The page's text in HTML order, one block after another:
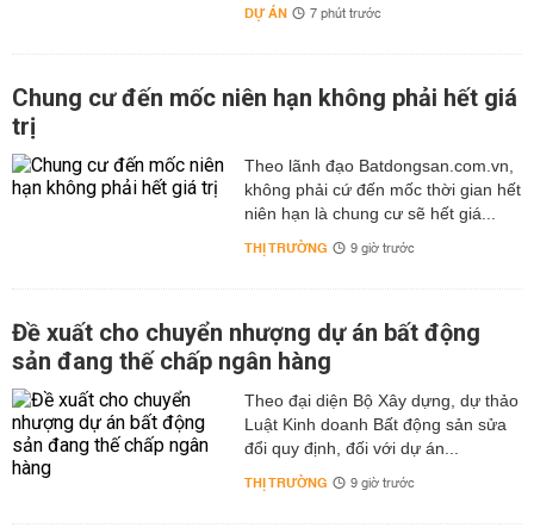
DỰ ÁN 7 phút trước
Chung cư đến mốc niên hạn không phải hết giá
trị
Theo lãnh đạo Batdongsan.com.vn,
không phải cứ đến mốc thời gian hết
niên hạn là chung cư sẽ hết giá...
THỊ TRƯỜNG 9 giờ trước
Đề xuất cho chuyển nhượng dự án bất động
sản đang thế chấp ngân hàng
Theo đại diện Bộ Xây dựng, dự thảo
Luật Kinh doanh Bất động sản sửa
đổi quy định, đối với dự án...
THỊ TRƯỜNG 9 giờ trước